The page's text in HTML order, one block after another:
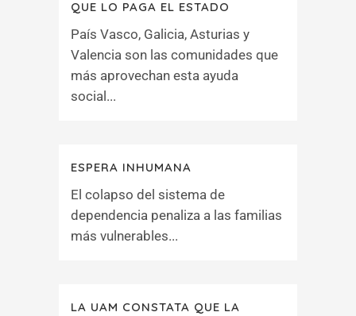
QUE LO PAGA EL ESTADO
País Vasco, Galicia, Asturias y
Valencia son las comunidades que
más aprovechan esta ayuda
social...
ESPERA INHUMANA
El colapso del sistema de
dependencia penaliza a las familias
más vulnerables...
LA UAM CONSTATA QUE LA